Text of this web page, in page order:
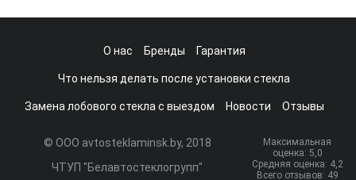
О нас Бренды Гарантия
Что нельзя делать после установки стекла
Замена лобового стекла с выездом Новости Отзывы
© ООО avtosteklaminsk.by, 2018
ЧТУП "Белавтостеклогрупп"
Максимальная
оценка: 5,0
Средняя оценка: 4,2
Всего отзывов: 49